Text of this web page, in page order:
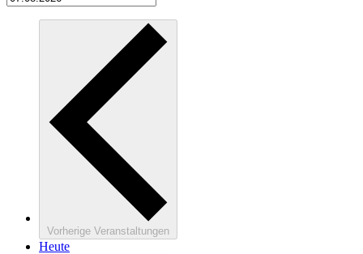
Vorherige Veranstaltungen
Heute